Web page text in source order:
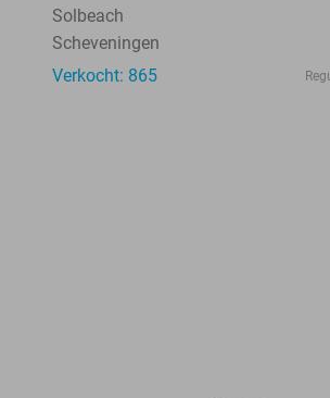
Solbeach
Scheveningen
Verkocht: 865